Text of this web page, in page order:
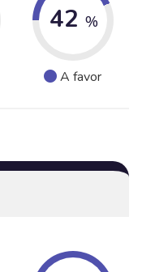
42 %
A favor